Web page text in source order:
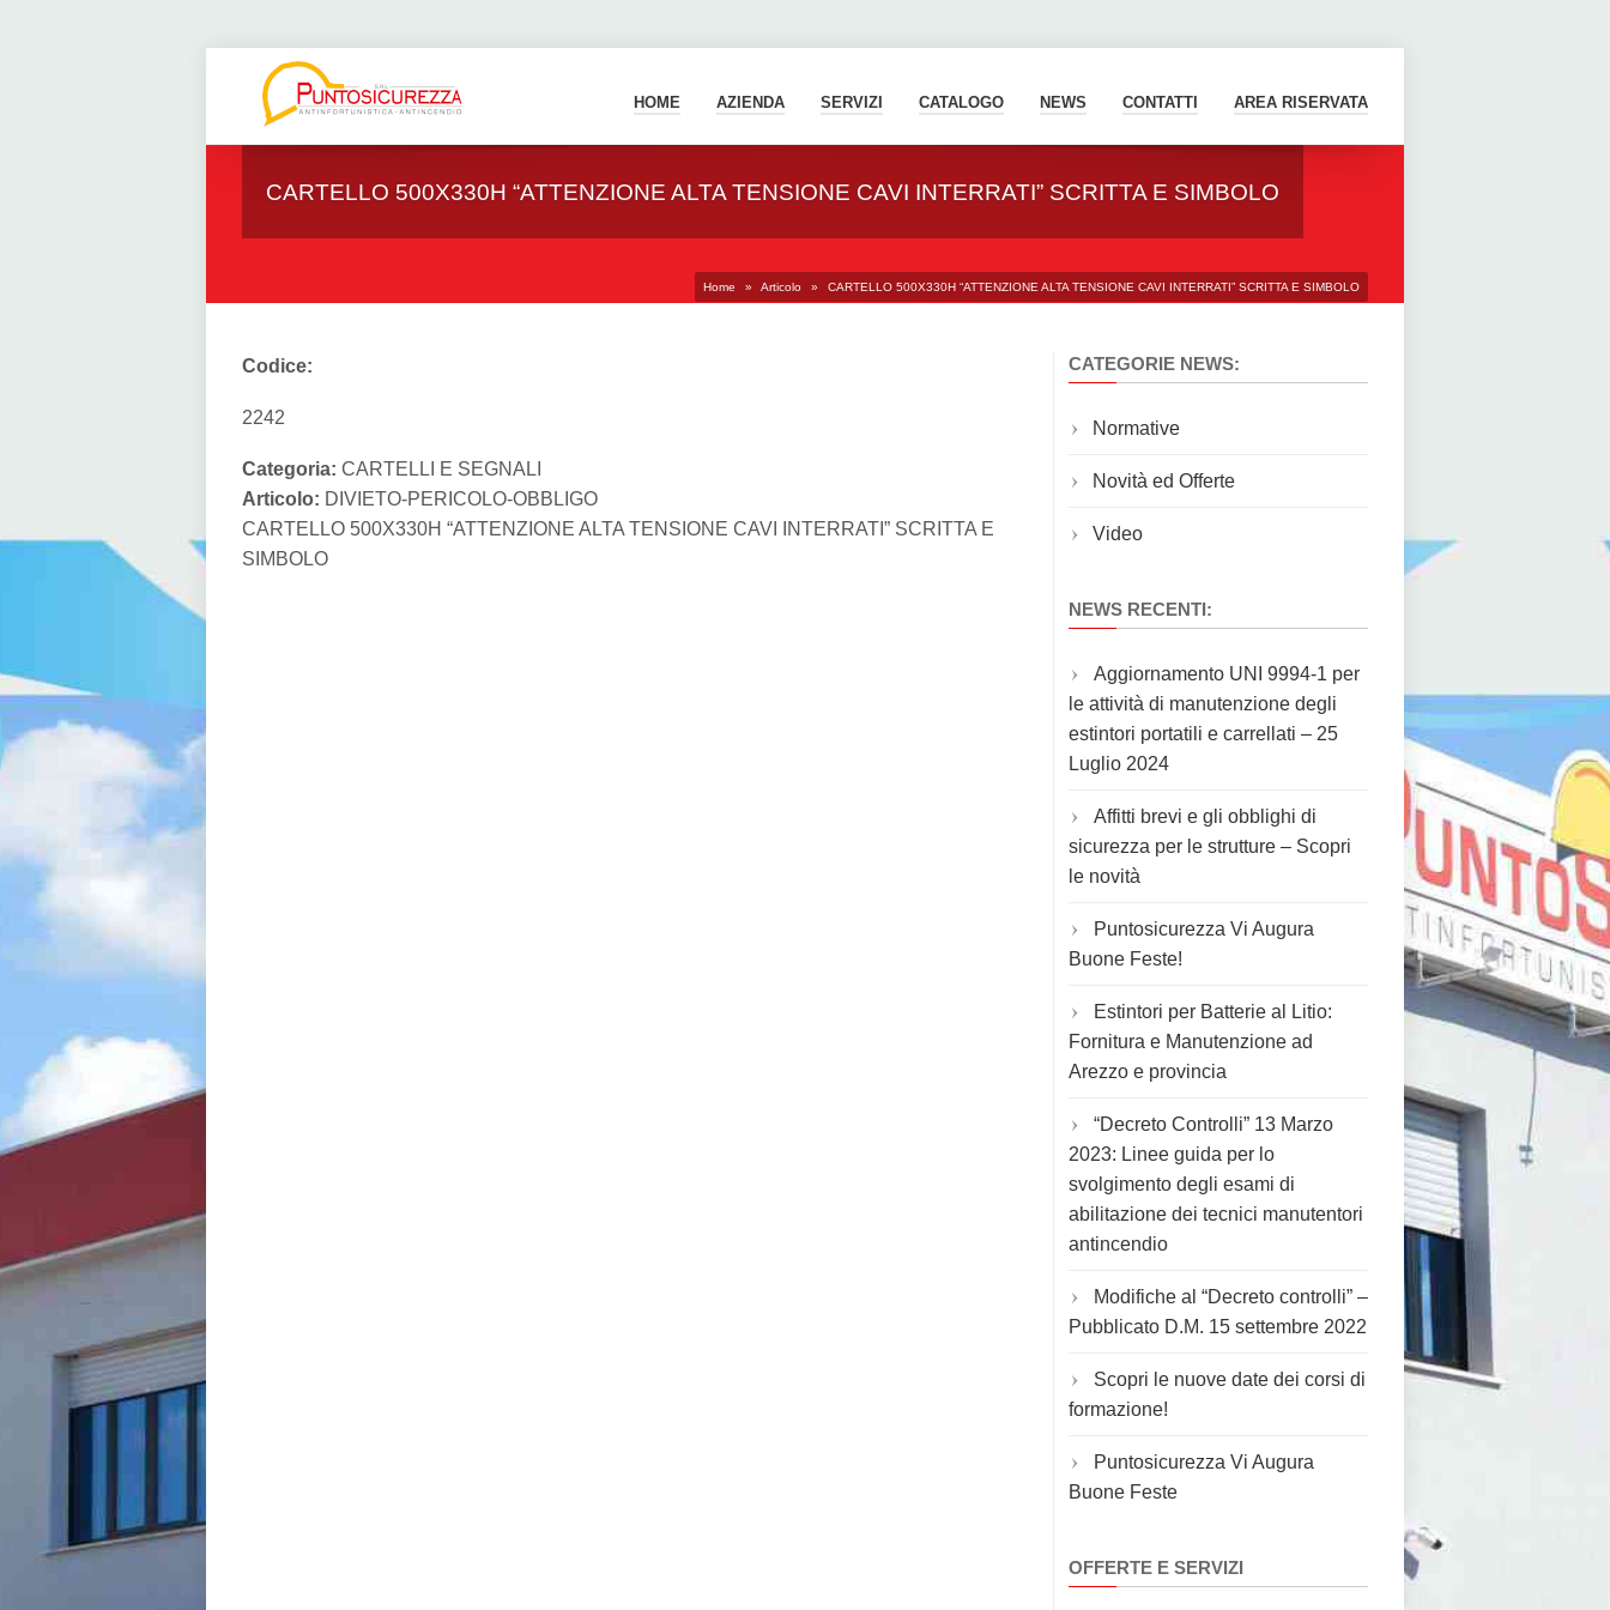
HOME AZIENDA SERVIZI CATALOGO NEWS CONTATTI AREA RISERVATA
CARTELLO 500X330H “ATTENZIONE ALTA TENSIONE CAVI INTERRATI” SCRITTA E SIMBOLO
Home » Articolo » CARTELLO 500X330H “ATTENZIONE ALTA TENSIONE CAVI INTERRATI” SCRITTA E SIMBOLO
Codice:
2242
Categoria: CARTELLI E SEGNALI
Articolo: DIVIETO-PERICOLO-OBBLIGO
CARTELLO 500X330H “ATTENZIONE ALTA TENSIONE CAVI INTERRATI” SCRITTA E
SIMBOLO
CATEGORIE NEWS:
Normative
Novità ed Offerte
Video
NEWS RECENTI:
Aggiornamento UNI 9994-1 per
le attività di manutenzione degli
estintori portatili e carrellati – 25
Luglio 2024
Affitti brevi e gli obblighi di
sicurezza per le strutture – Scopri
le novità
Puntosicurezza Vi Augura
Buone Feste!
Estintori per Batterie al Litio:
Fornitura e Manutenzione ad
Arezzo e provincia
“Decreto Controlli” 13 Marzo
2023: Linee guida per lo
svolgimento degli esami di
abilitazione dei tecnici manutentori
antincendio
Modifiche al “Decreto controlli” –
Pubblicato D.M. 15 settembre 2022
Scopri le nuove date dei corsi di
formazione!
Puntosicurezza Vi Augura
Buone Feste
OFFERTE E SERVIZI